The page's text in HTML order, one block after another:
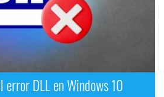
error DLL en Windows 10